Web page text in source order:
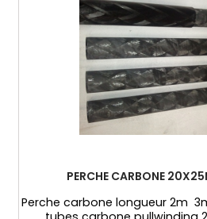
PERCHE CARBONE
Perche carbone longueur 2m